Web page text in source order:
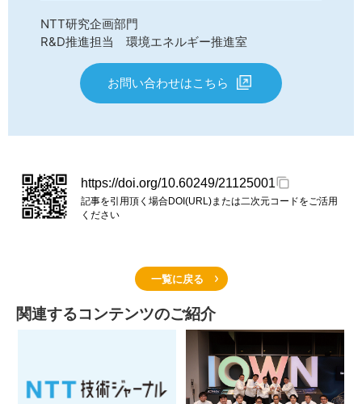
NTT研究企画部門
R&D推進担当 環境エネルギー推進室
お問い合わせはこちら
https://doi.org/10.60249/21125001
記事を引用頂く場合DOI(URL)または二次元コードをご活用
ください
一覧に戻る
関連するコンテンツのご紹介